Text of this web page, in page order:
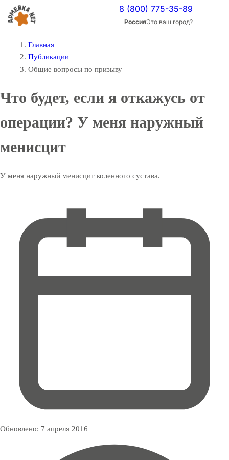
8 (800) 775-35-89
РоссияЭто ваш город?
Главная
Публикации
Общие вопросы по призыву
Что будет, если я откажусь от
операции? У меня наружный
менисцит
У меня наружный менисцит коленного сустава.
Обновлено: 7 апреля 2016